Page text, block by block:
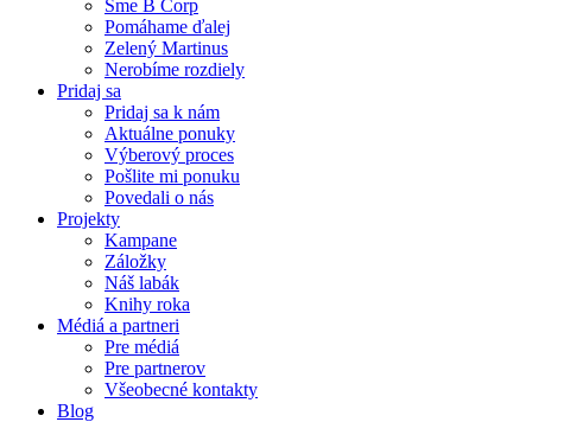
Sme B Corp
Pomáhame ďalej
Zelený Martinus
Nerobíme rozdiely
Pridaj sa
Pridaj sa k nám
Aktuálne ponuky
Výberový proces
Pošlite mi ponuku
Povedali o nás
Projekty
Kampane
Záložky
Náš labák
Knihy roka
Médiá a partneri
Pre médiá
Pre partnerov
Všeobecné kontakty
Blog